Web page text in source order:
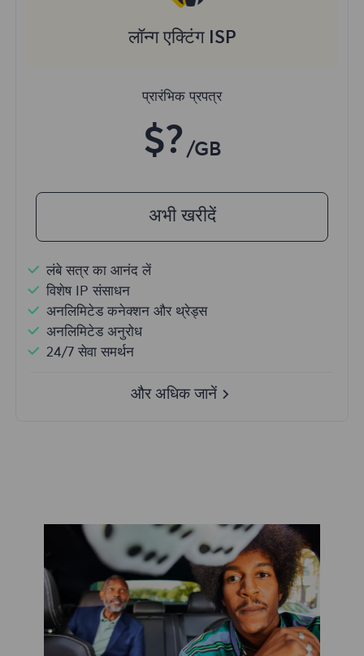
लॉन्ग एक्टिंग ISP
प्रारंभिक प्रपत्र
$? /GB
अभी खरीदें
लंबे सत्र का आनंद लें
विशेष IP संसाधन
अनलिमिटेड कनेक्शन और थ्रेड्स
अनलिमिटेड अनुरोध
24/7 सेवा समर्थन
और अधिक जानें